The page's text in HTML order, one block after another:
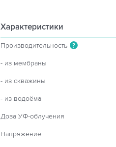
Характеристики
Производительность ?
- из мембраны
- из скважины
- из водоёма
Доза УФ-облучения
Напряжение